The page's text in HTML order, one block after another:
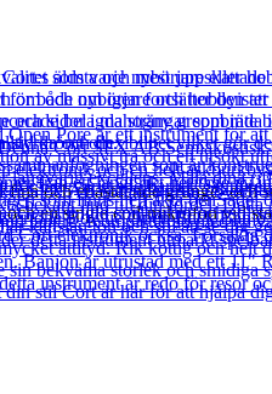
och enastående grunge-
en single coil-mikrofon vid